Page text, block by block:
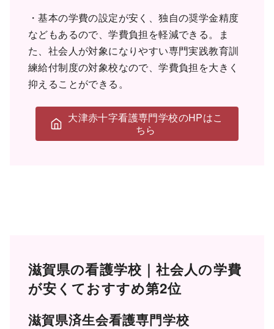
・基本の学費の設定が安く、独自の奨学金精度
などもあるので、学費負担を軽減できる。ま
た、社会人が対象になりやすい専門実践教育訓
練給付制度の対象校なので、学費負担を大きく
抑えることができる。
大津赤十字看護専門学校のHPはこ
ちら
滋賀県の看護学校｜社会人の学費
が安くておすすめ第2位
滋賀県済生会看護専門学校